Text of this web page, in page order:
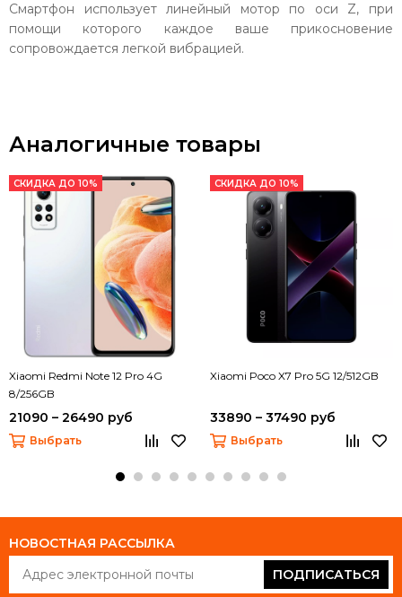
Смартфон использует линейный мотор по оси Z, при
помощи которого каждое ваше прикосновение
сопровождается легкой вибрацией.
Аналогичные товары
СКИДКА ДО 10%
Xiaomi Redmi Note 12 Pro 4G
8/256GB
21090 – 26490 руб
Выбрать
СКИДКА ДО 10%
Xiaomi Poco X7 Pro 5G 12/512GB
33890 – 37490 руб
Выбрать
НОВОСТНАЯ РАССЫЛКА
ПОДПИСАТЬСЯ